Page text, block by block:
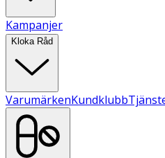
Kampanjer
Kloka Råd
VarumärkenKundklubb